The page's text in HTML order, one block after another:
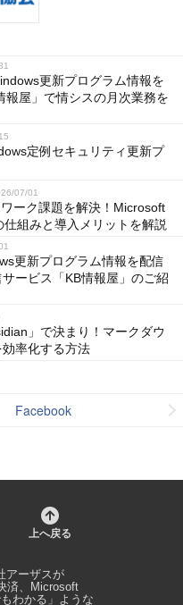
更新プログラム情報を
報屋」で情シスの月次業務を
定例セキュリティ更新プ
07/01
ーク課題を解決！Microsoft
組みと導入メリットを解説
更新プログラム情報を配信
ービス「KB情報屋」のご紹
」で決まり！マークダウ
率化する方法
Facebook
上へ戻る
アーザス が
済、Microsoft
わかる」ような